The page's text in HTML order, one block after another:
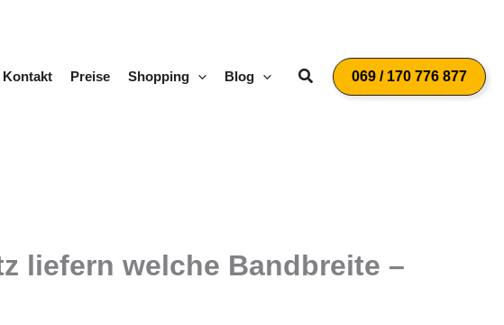
Kontakt Preise Shopping Blog Suchen069 / 170 776 877
liefern welche Bandbreite –